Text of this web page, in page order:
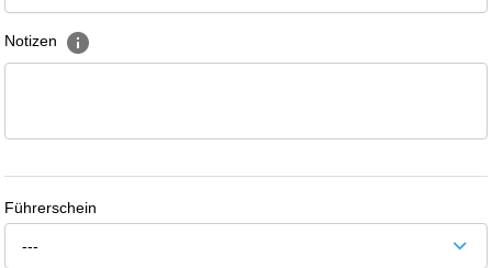
Notizen
Führerschein
---